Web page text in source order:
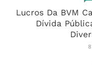
Lucros Da BVM
Dívida